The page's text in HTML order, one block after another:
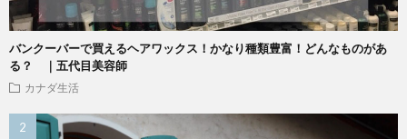
バンクーバーで買えるヘアワックス！かなり種類豊富！どんなものがあ
る？ ｜五代目美容師
カナダ生活